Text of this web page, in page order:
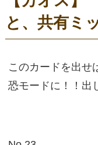
と、共有ミ
このカードを出せ
恐モードに！！出